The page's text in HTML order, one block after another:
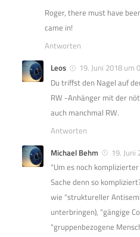
Roger, there must have
came in!
Antworten
Leos
19. Juni 2018 um
Du triffst den Nagel auf
RW -Anhänger mit der
auch manchmal RW.
Antworten
Michael Behm
19. Juni
“Um es noch
Sache denn so
wie “struktureller
unterbringen), “gängige
“gruppenbezogene